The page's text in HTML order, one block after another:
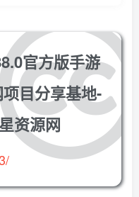
官方版手游
目分享基地-
资源网